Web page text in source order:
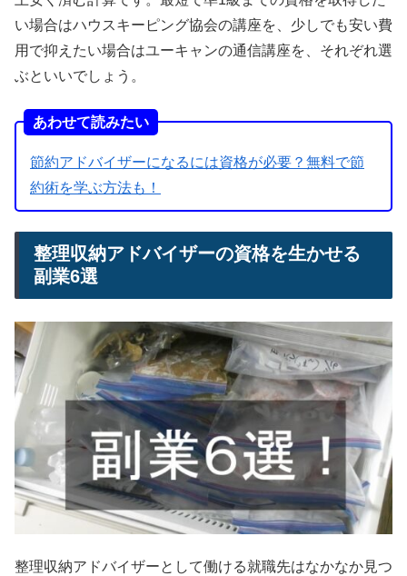
い場合はハウスキーピング協会の講座を、少しでも安い費
用で抑えたい場合はユーキャンの通信講座を、それぞれ選
ぶといいでしょう。
あわせて読みたい
節約アドバイザーになるには資格が必要？無料で節
約術を学ぶ方法も！
整理収納アドバイザーの資格を生かせる
副業6選
整理収納アドバイザーとして働ける就職先はなかなか見つ